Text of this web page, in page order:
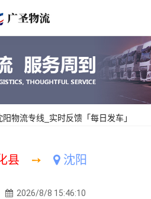
物流专线_实时反馈「每日发车」
县 ➙ 沈阳
2026/8/8 15:46:10